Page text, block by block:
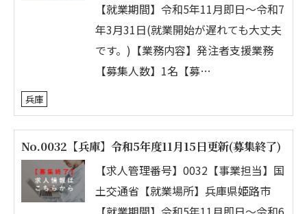
【就業期間】令和5年11月即日～令和7
年3月31日(就業開始が遅れても大丈夫
です。)【業務内容】発注者支援業務
【募集人数】1名【募…
兵庫
No.0032【兵庫】令和5年度11月15日更新(募集終了)
【求人管理番号】0032【事業担当】国
土交通省【就業場所】兵庫県姫路市